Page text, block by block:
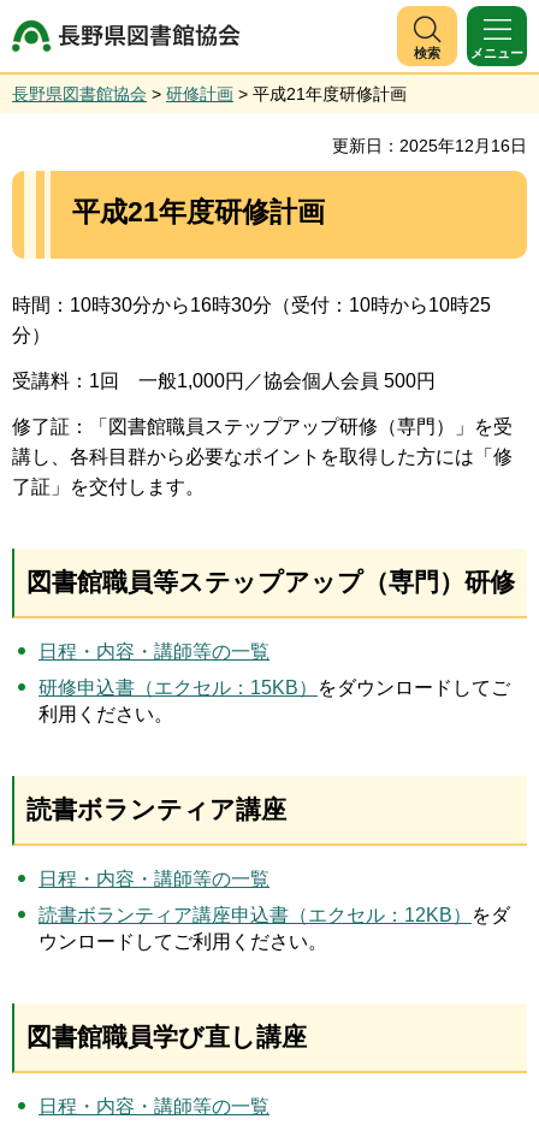
長野県図書館協会
検索 メニュー
長野県図書館協会 > 研修計画 > 平成21年度研修計画
更新日：2025年12月16日
平成21年度研修計画
時間：10時30分から16時30分（受付：10時から10時25
分）
受講料：1回 一般1,000円／協会個人会員 500円
修了証：「図書館職員ステップアップ研修（専門）」を受
講し、各科目群から必要なポイントを取得した方には「修
了証」を交付します。
図書館職員等ステップアップ（専門）研修
日程・内容・講師等の一覧
研修申込書（エクセル：15KB）
をダウンロードしてご
利用ください。
読書ボランティア講座
日程・内容・講師等の一覧
読書ボランティア講座申込書（エクセル：12KB）
をダ
ウンロードしてご利用ください。
図書館職員学び直し講座
日程・内容・講師等の一覧